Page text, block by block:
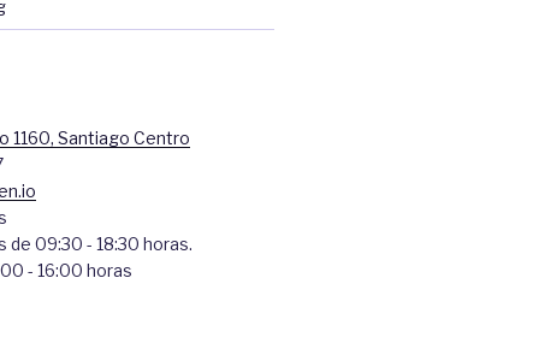
1160, Santiago Centro
de 09:30 - 18:30 horas.
- 16:00 horas